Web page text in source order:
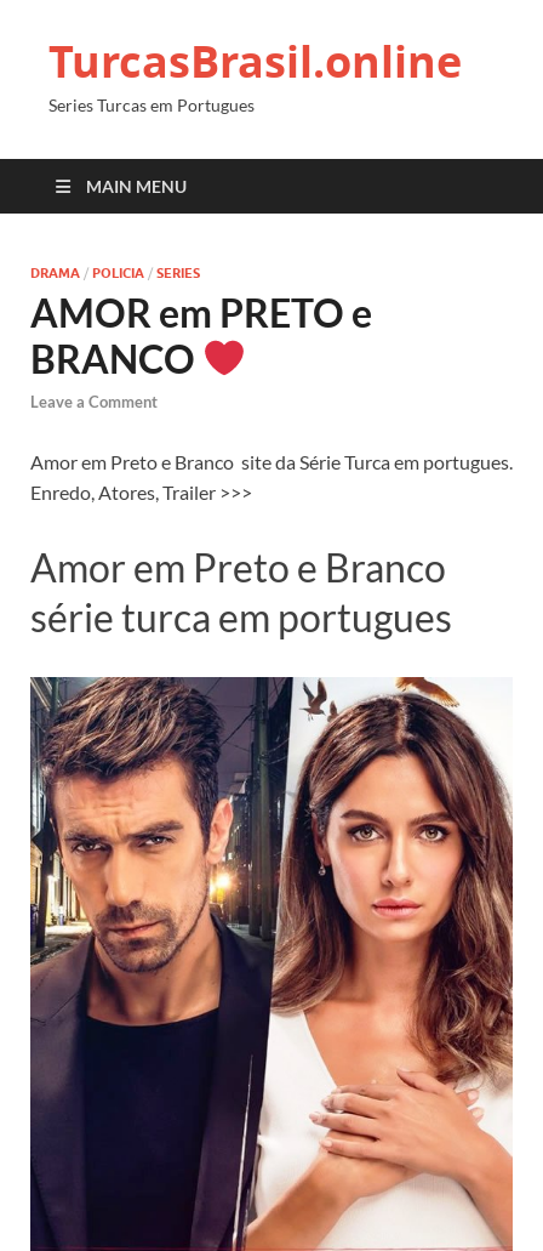
TurcasBrasil.online
Series Turcas em Portugues
MAIN MENU
DRAMA / POLICIA / SERIES
AMOR em PRETO e
BRANCO
Leave a Comment
Amor em Preto e Branco site da Série Turca em portugues.
Enredo, Atores, Trailer >>>
Amor em Preto e Branco
série turca em portugues